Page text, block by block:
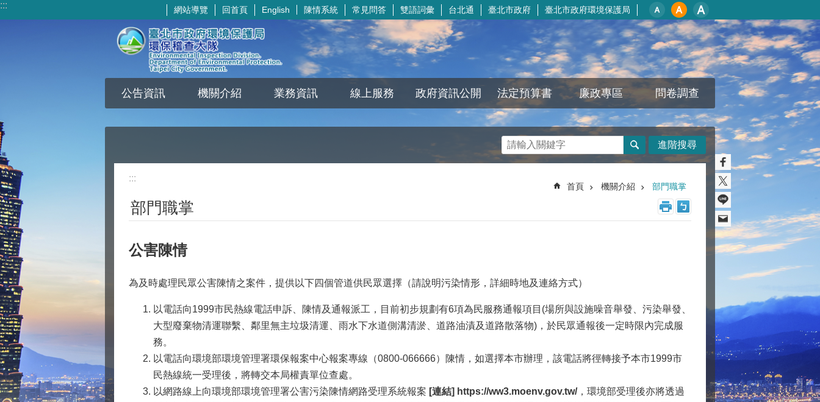
跳到主要內容區塊
::: 網站導覽 回首頁 English 陳情系統 常見問答 雙語詞彙 台北通 臺北市政府 臺北市政府環境保護局
公告資訊 機關介紹 業務資訊 線上服務 政府資訊公開 法定預算書 廉政專區 問卷調查
進階搜尋
:::
首頁 機關介紹 部門職掌
部門職掌
公害陳情
為及時處理民眾公害陳情之案件，提供以下四個管道供民眾選擇（請說明污染情形，詳細時地及連絡方式）
以電話向1999市民熱線電話申訴、陳情及通報派工，目前初步規劃有6項為民服務通報項目(場所與設施噪音舉發、污染舉發、
大型廢棄物清運聯繫、鄰里無主垃圾清運、雨水下水道側溝清淤、道路油漬及道路散落物)，於民眾通報後一定時限內完成服
務。
以電話向環境部環境管理署環保報案中心報案專線（0800-066666）陳情，如選擇本市辦理，該電話將徑轉接予本市1999市
民熱線統一受理後，將轉交本局權責單位查處。
以網路線上向環境部環境管理署公害污染陳情網路受理系統報案 [連結] https://ww3.moenv.gov.tw/ ，環境部受理後亦將透過